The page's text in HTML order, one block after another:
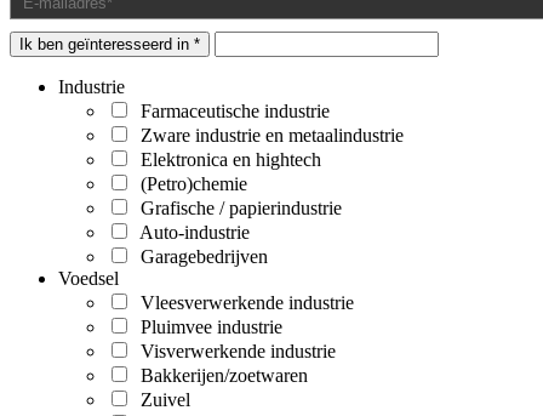
Ik ben geïnteresseerd in *
Industrie
Farmaceutische industrie
Zware industrie en metaalindustrie
Elektronica en hightech
(Petro)chemie
Grafische / papierindustrie
Auto-industrie
Garagebedrijven
Voedsel
Vleesverwerkende industrie
Pluimvee industrie
Visverwerkende industrie
Bakkerijen/zoetwaren
Zuivel